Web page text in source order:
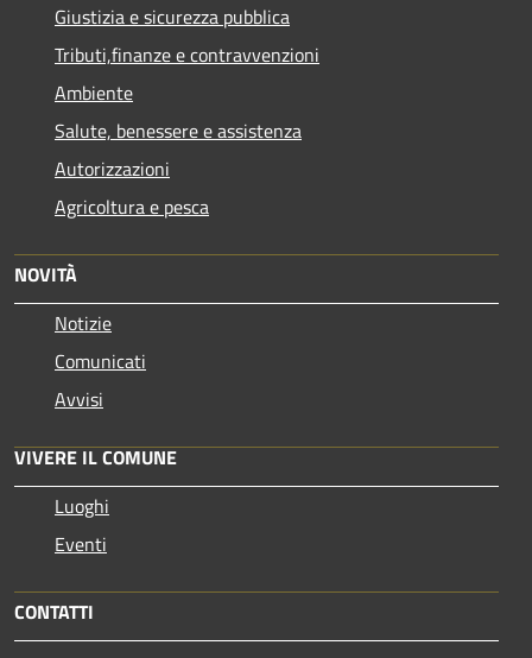
Giustizia e sicurezza pubblica
Tributi,finanze e contravvenzioni
Ambiente
Salute, benessere e assistenza
Autorizzazioni
Agricoltura e pesca
NOVITÀ
Notizie
Comunicati
Avvisi
VIVERE IL COMUNE
Luoghi
Eventi
CONTATTI